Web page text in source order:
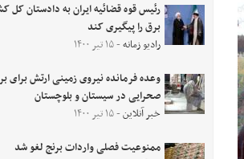
رئیس قوه قضائیه ایران به دادستان
برق را پیگیری کند
رادیو زمانه- ۱۵ تیر ۱۴۰۰
وعده فرمانده نیروی زمینی ارتش برای
صحرایی در سیستان و بلوچستان
خبر آنلاین- ۱۵ تیر ۱۴۰۰
ممنوعیت فصلی واردات برنج لغو شد